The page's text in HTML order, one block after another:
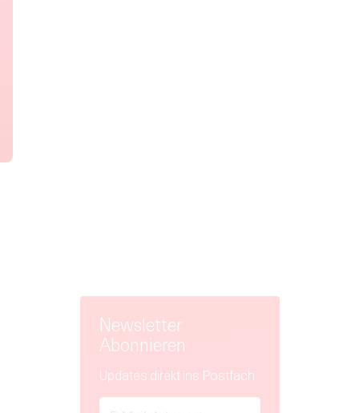
Newsletter
Abonnieren
Updates direkt ins Postfach